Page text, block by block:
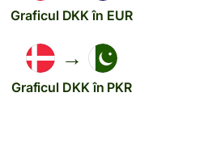
Graficul DKK în EUR
→
Graficul DKK în PKR